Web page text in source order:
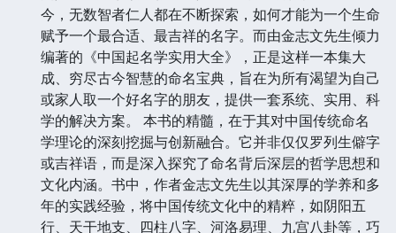
今，无数智者仁人都在不断探索，如何才能为一个生命
赋予一个最合适、最吉祥的名字。而由金志文先生倾力
编著的《中国起名学实用大全》，正是这样一本集大
成、穷尽古今智慧的命名宝典，旨在为所有渴望为自己
或家人取一个好名字的朋友，提供一套系统、实用、科
学的解决方案。 本书的精髓，在于其对中国传统命名
学理论的深刻挖掘与创新融合。它并非仅仅罗列生僻字
或吉祥语，而是深入探究了命名背后深层的哲学思想和
文化内涵。书中，作者金志文先生以其深厚的学养和多
年的实践经验，将中国传统文化中的精粹，如阴阳五
行、天干地支、四柱八字、河洛易理、九宫八卦等，巧